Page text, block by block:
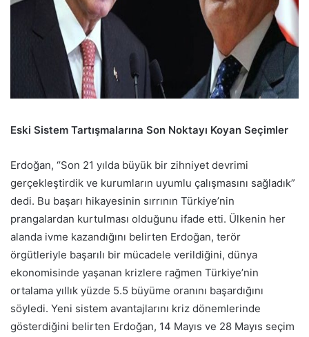
Eski Sistem Tartışmalarına Son Noktayı Koyan Seçimler
Erdoğan, “Son 21 yılda büyük bir zihniyet devrimi
gerçekleştirdik ve kurumların uyumlu çalışmasını sağladık”
dedi. Bu başarı hikayesinin sırrının Türkiye’nin
prangalardan kurtulması olduğunu ifade etti. Ülkenin her
alanda ivme kazandığını belirten Erdoğan, terör
örgütleriyle başarılı bir mücadele verildiğini, dünya
ekonomisinde yaşanan krizlere rağmen Türkiye’nin
ortalama yıllık yüzde 5.5 büyüme oranını başardığını
söyledi. Yeni sistem avantajlarını kriz dönemlerinde
gösterdiğini belirten Erdoğan, 14 Mayıs ve 28 Mayıs seçim